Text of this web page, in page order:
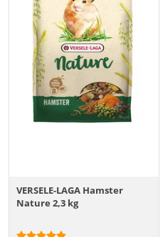
VERSELE-LAGA Hamster
Nature 2,3 kg